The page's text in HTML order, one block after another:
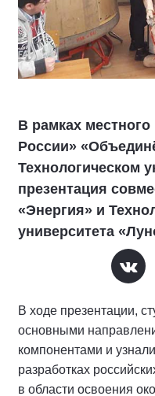
В рамках
России»
Технологическом
презентация
«Энергия» и
университета
В ходе презентации,
основными
компонентами и
разработках
в области освоения